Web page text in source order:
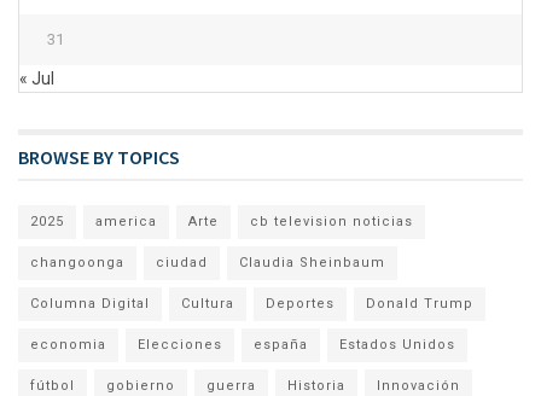
31
« Jul
BROWSE BY TOPICS
2025 america Arte cb television noticias
changoonga ciudad Claudia Sheinbaum
Columna Digital Cultura Deportes Donald Trump
economia Elecciones españa Estados Unidos
fútbol gobierno guerra Historia Innovación